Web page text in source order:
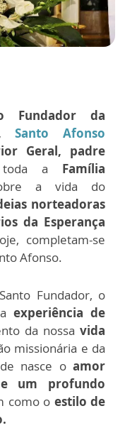
Fundador da
Santo Afonso
Geral, padre
toda a Família
a vida do
norteadoras
da Esperança
completam-se
Afonso.
Fundador, o
experiência de
da nossa vida
missionária e da
nasce o amor
um profundo
como o estilo de